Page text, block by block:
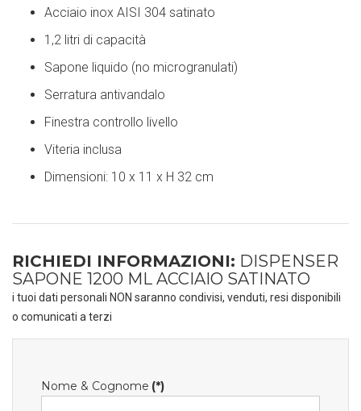
Acciaio inox AISI 304 satinato
1,2 litri di capacità
Sapone liquido (no microgranulati)
Serratura antivandalo
Finestra controllo livello
Viteria inclusa
Dimensioni: 10 x 11 x H 32 cm
RICHIEDI INFORMAZIONI: DISPENSER
SAPONE 1200 ML ACCIAIO SATINATO
i tuoi dati personali NON saranno condivisi, venduti, resi disponibili
o comunicati a terzi
Nome & Cognome (*)